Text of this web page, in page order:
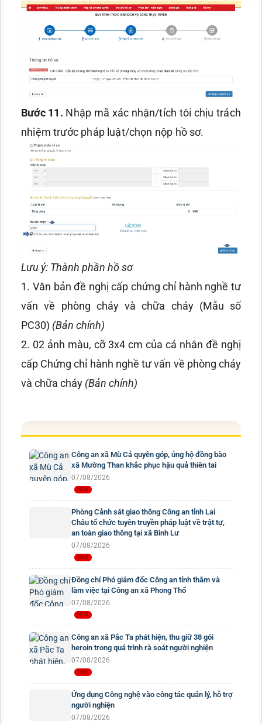
Bước 11. Nhập mã xác nhận/tích tôi chịu trách
nhiệm trước pháp luật/chọn nộp hồ sơ.
Lưu ý: Thành phần hồ sơ
1.Văn bản đề nghị cấp chứng chỉ hành nghề tư
vấn về phòng cháy và chữa cháy (Mẫu số
PC30) (Bản chính)
2. 02 ảnh màu, cỡ 3x4 cm của cá nhân đề nghị
cấp Chứng chỉ hành nghề tư vấn về phòng cháy
và chữa cháy (Bản chính)
Công an xã Mù Cả quyên góp, ủng hộ đồng bào
xã Mường Than khắc phục hậu quả thiên tai
07/08/2026
Phòng Cảnh sát giao thông Công an tỉnh Lai
Châu tổ chức tuyên truyền pháp luật về trật tự,
an toàn giao thông tại xã Bình Lư
07/08/2026
Đồng chí Phó giám đốc Công an tỉnh thăm và
làm việc tại Công an xã Phong Thổ
07/08/2026
Công an xã Pắc Ta phát hiện, thu giữ 38 gói
heroin trong quá trình rà soát người nghiện
07/08/2026
Ứng dụng Công nghệ vào công tác quản lý, hỗ trợ
người nghiện
07/08/2026